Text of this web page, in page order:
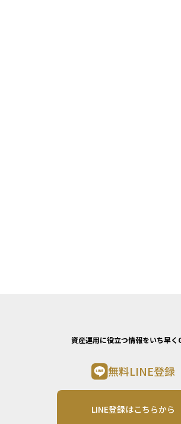
資産運用に役立つ情報をいち早く
無料LINE登録
LINE登録はこちらから